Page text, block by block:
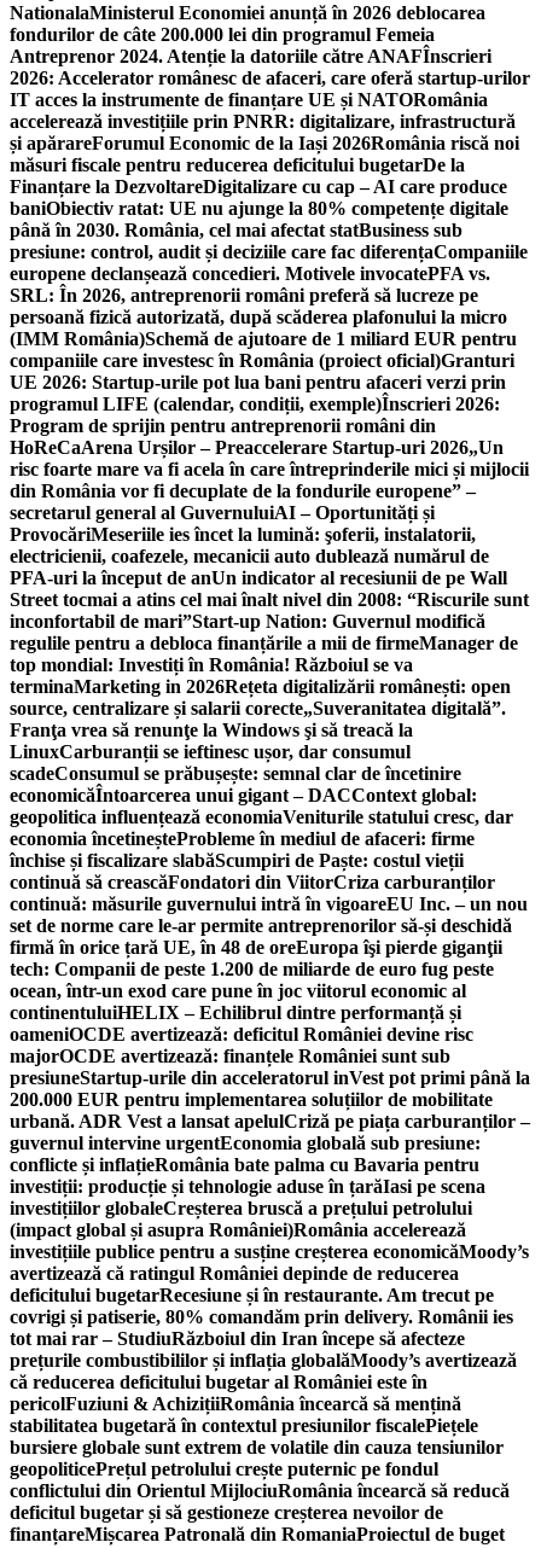
NationalaMinisterul Economiei anunță în 2026 deblocarea
fondurilor de câte 200.000 lei din programul Femeia
Antreprenor 2024. Atenție la datoriile către ANAFÎnscrieri
2026: Accelerator românesc de afaceri, care oferă startup-urilor
IT acces la instrumente de finanțare UE și NATORomânia
accelerează investițiile prin PNRR: digitalizare, infrastructură
și apărareForumul Economic de la Iași 2026România riscă noi
măsuri fiscale pentru reducerea deficitului bugetarDe la
Finanțare la DezvoltareDigitalizare cu cap – AI care produce
baniObiectiv ratat: UE nu ajunge la 80% competențe digitale
până în 2030. România, cel mai afectat statBusiness sub
presiune: control, audit și deciziile care fac diferențaCompaniile
europene declanșează concedieri. Motivele invocatePFA vs.
SRL: În 2026, antreprenorii români preferă să lucreze pe
persoană fizică autorizată, după scăderea plafonului la micro
(IMM România)Schemă de ajutoare de 1 miliard EUR pentru
companiile care investesc în România (proiect oficial)Granturi
UE 2026: Startup-urile pot lua bani pentru afaceri verzi prin
programul LIFE (calendar, condiții, exemple)Înscrieri 2026:
Program de sprijin pentru antreprenorii români din
HoReCaArena Urșilor – Preaccelerare Startup-uri 2026„Un
risc foarte mare va fi acela în care întreprinderile mici și mijlocii
din România vor fi decuplate de la fondurile europene” –
secretarul general al GuvernuluiAI – Oportunități și
ProvocăriMeseriile ies încet la lumină: şoferii, instalatorii,
electricienii, coafezele, mecanicii auto dublează numărul de
PFA-uri la început de anUn indicator al recesiunii de pe Wall
Street tocmai a atins cel mai înalt nivel din 2008: “Riscurile sunt
inconfortabil de mari”Start-up Nation: Guvernul modifică
regulile pentru a debloca finanțările a mii de firmeManager de
top mondial: Investiți în România! Războiul se va
terminaMarketing in 2026Rețeta digitalizării românești: open
source, centralizare și salarii corecte„Suveranitatea digitală”.
Franţa vrea să renunţe la Windows şi să treacă la
LinuxCarburanții se ieftinesc ușor, dar consumul
scadeConsumul se prăbușește: semnal clar de încetinire
economicăÎntoarcerea unui gigant – DACContext global:
geopolitica influențează economiaVeniturile statului cresc, dar
economia încetineșteProbleme în mediul de afaceri: firme
închise și fiscalizare slabăScumpiri de Paște: costul vieții
continuă să creascăFondatori din ViitorCriza carburanților
continuă: măsurile guvernului intră în vigoareEU Inc. – un nou
set de norme care le-ar permite antreprenorilor să-și deschidă
firmă în orice țară UE, în 48 de oreEuropa îşi pierde giganţii
tech: Companii de peste 1.200 de miliarde de euro fug peste
ocean, într-un exod care pune în joc viitorul economic al
continentuluiHELIX – Echilibrul dintre performanță și
oameniOCDE avertizează: deficitul României devine risc
majorOCDE avertizează: finanțele României sunt sub
presiuneStartup-urile din acceleratorul inVest pot primi până la
200.000 EUR pentru implementarea soluțiilor de mobilitate
urbană. ADR Vest a lansat apelulCriză pe piața carburanților –
guvernul intervine urgentEconomia globală sub presiune:
conflicte și inflațieRomânia bate palma cu Bavaria pentru
investiții: producție și tehnologie aduse în țarăIasi pe scena
investițiilor globaleCreșterea bruscă a prețului petrolului
(impact global și asupra României)România accelerează
investițiile publice pentru a susține creșterea economicăMoody’s
avertizează că ratingul României depinde de reducerea
deficitului bugetarRecesiune și în restaurante. Am trecut pe
covrigi și patiserie, 80% comandăm prin delivery. Românii ies
tot mai rar – StudiuRăzboiul din Iran începe să afecteze
prețurile combustibililor și inflația globalăMoody’s avertizează
că reducerea deficitului bugetar al României este în
pericolFuziuni & AchizițiiRomânia încearcă să mențină
stabilitatea bugetară în contextul presiunilor fiscalePiețele
bursiere globale sunt extrem de volatile din cauza tensiunilor
geopoliticePrețul petrolului crește puternic pe fondul
conflictului din Orientul MijlociuRomânia încearcă să reducă
deficitul bugetar și să gestioneze creșterea nevoilor de
finanțareMișcarea Patronală din RomaniaProiectul de buget